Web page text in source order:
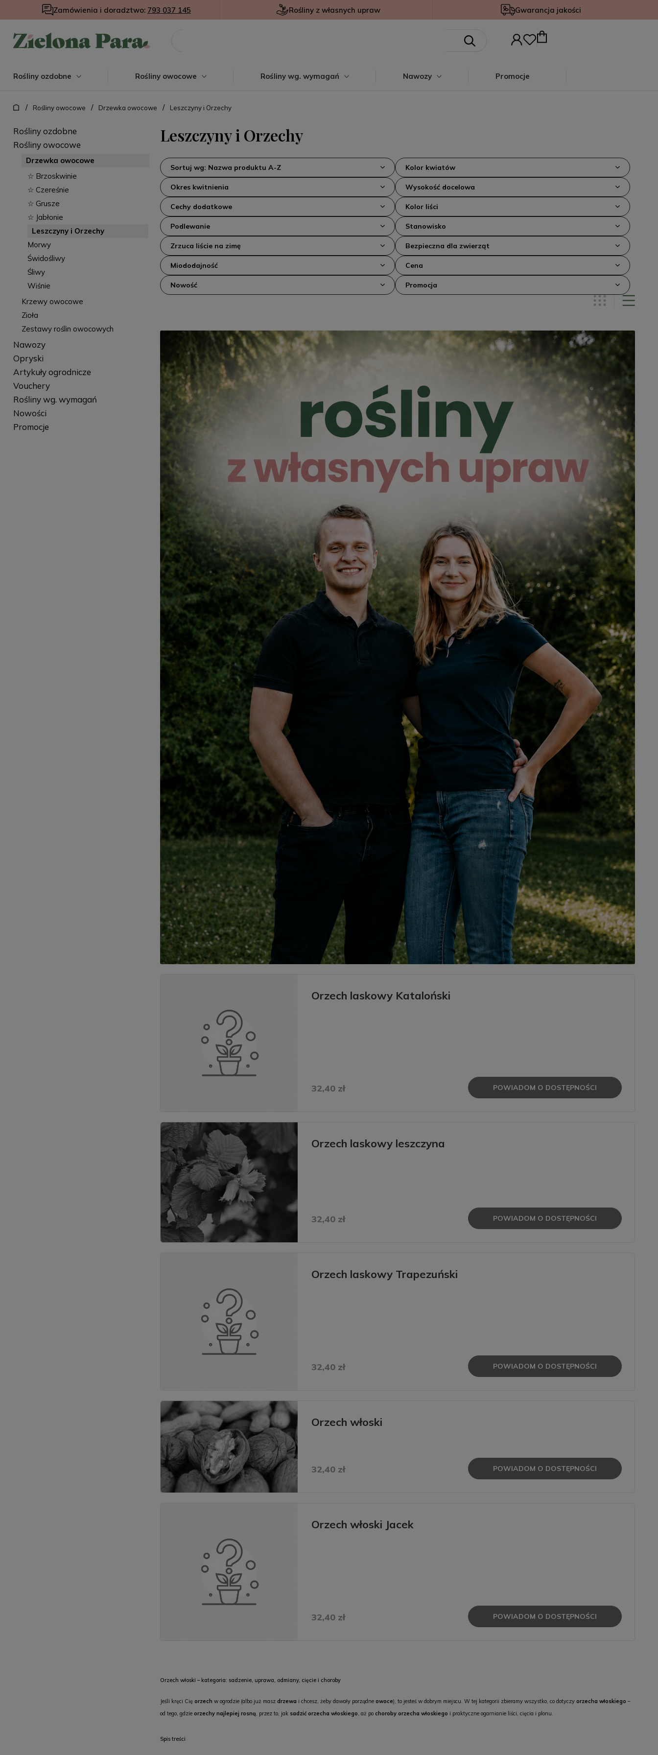
Zamówienia i doradztwo: 793 037 145 Rośliny z własnych upraw Gwarancja jakości
Rośliny ozdobne Rośliny owocowe Rośliny wg. wymagań Nawozy Promocje
/ Rośliny owocowe / Drzewka owocowe / Leszczyny i Orzechy
Rośliny ozdobne
Rośliny owocowe
Drzewka owocowe
☆ Brzoskwinie
☆ Czereśnie
☆ Grusze
☆ Jabłonie
Leszczyny i Orzechy
Morwy
Świdośliwy
Śliwy
Wiśnie
Krzewy owocowe
Zioła
Zestawy roślin owocowych
Nawozy
Opryski
Artykuły ogrodnicze
Vouchery
Rośliny wg. wymagań
Nowości
Promocje
Leszczyny i Orzechy
Sortuj wg: Nazwa produktu A-Z Kolor kwiatów
Okres kwitnienia Wysokość docelowa
Cechy dodatkowe Kolor liści
Podlewanie Stanowisko
Zrzuca liście na zimę Bezpieczna dla zwierząt
Miododajność Cena
Nowość Promocja
Orzech laskowy Kataloński
32,40 zł POWIADOM O DOSTĘPNOŚCI
Orzech laskowy leszczyna
32,40 zł POWIADOM O DOSTĘPNOŚCI
Orzech laskowy Trapezuński
32,40 zł POWIADOM O DOSTĘPNOŚCI
Orzech włoski
32,40 zł POWIADOM O DOSTĘPNOŚCI
Orzech włoski Jacek
32,40 zł POWIADOM O DOSTĘPNOŚCI
Orzech włoski – kategoria: sadzenie, uprawa, odmiany, cięcie i choroby
Jeśli kręci Cię orzech w ogrodzie (albo już masz drzewa i chcesz, żeby dawały porządne owoce), to jesteś w dobrym miejscu. W tej kategorii zbieramy wszystko, co dotyczy orzecha włoskiego –
od tego, gdzie orzechy najlepiej rosną , przez to, jak sadzić orzecha włoskiego , aż po choroby orzecha włoskiego i praktyczne ogarnianie liści, cięcia i plonu.
Spis treści